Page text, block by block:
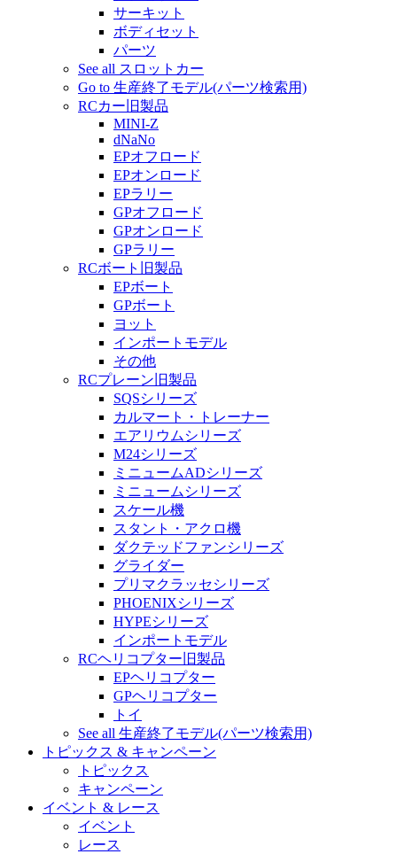
サーキット
ボディセット
パーツ
See all スロットカー
Go to 生産終了モデル(パーツ検索用)
RCカー旧製品
MINI-Z
dNaNo
EPオフロード
EPオンロード
EPラリー
GPオフロード
GPオンロード
GPラリー
RCボート旧製品
EPボート
GPボート
ヨット
インポートモデル
その他
RCプレーン旧製品
SQSシリーズ
カルマート・トレーナー
エアリウムシリーズ
M24シリーズ
ミニュームADシリーズ
ミニュームシリーズ
スケール機
スタント・アクロ機
ダクテッドファンシリーズ
グライダー
プリマクラッセシリーズ
PHOENIXシリーズ
HYPEシリーズ
インポートモデル
RCヘリコプター旧製品
EPヘリコプター
GPヘリコプター
トイ
See all 生産終了モデル(パーツ検索用)
トピックス & キャンペーン
トピックス
キャンペーン
イベント & レース
イベント
レース